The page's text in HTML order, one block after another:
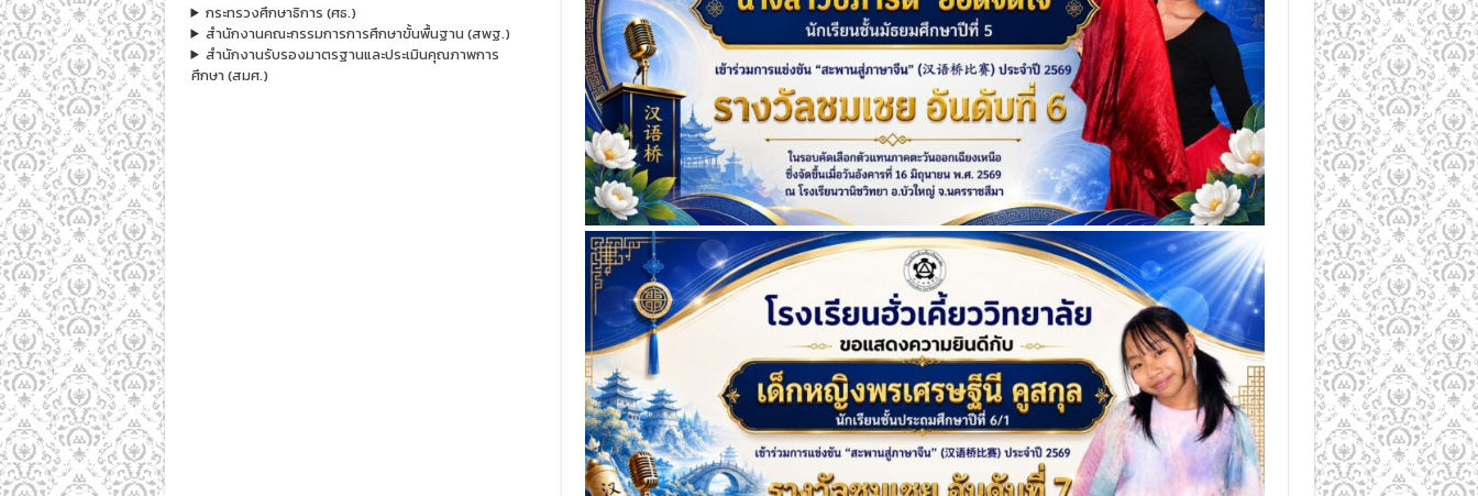
กระทรวงศึกษาธิการ (ศธ.)
สำนักงานคณะกรรมการการศึกษาขั้นพื้นฐาน (สพฐ.)
สำนักงานรับรองมาตรฐานและประเมินคุณภาพการ
ศึกษา (สมศ.)